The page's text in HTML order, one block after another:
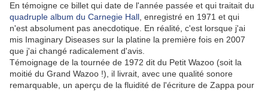
En témoigne ce billet qui date de l'année passée et qui traitait du
quadruple album du Carnegie Hall , enregistré en 1971 et qui
n'est absolument pas anecdotique. En réalité, c'est lorsque j'ai
mis Imaginary Diseases sur la platine la première fois en 2007
que j'ai changé radicalement d'avis.
Témoignage de la tournée de 1972 dit du Petit Wazoo (soit la
moitié du Grand Wazoo !), il livrait, avec une qualité sonore
remarquable, un aperçu de la fluidité de l'écriture de Zappa pour